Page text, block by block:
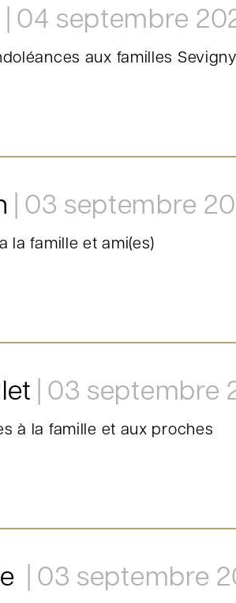
04 septembre
aux familles
03 septembre
la famille et ami(es)
03 septembre
à la famille et aux proches
03 septembre